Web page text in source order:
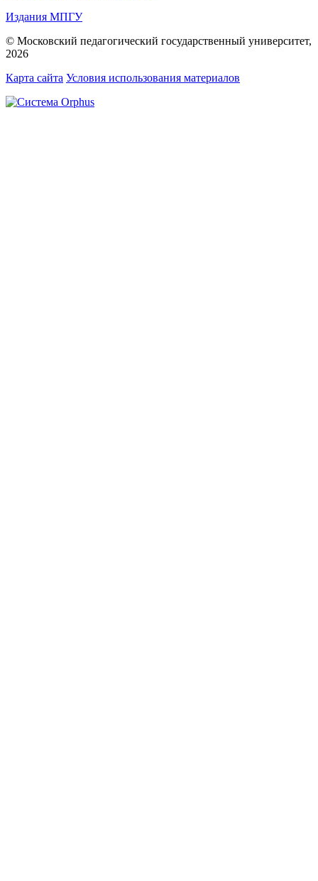
Издания МПГУ
© Московский педагогический государственный университет,
2026
Карта сайта Условия использования материалов